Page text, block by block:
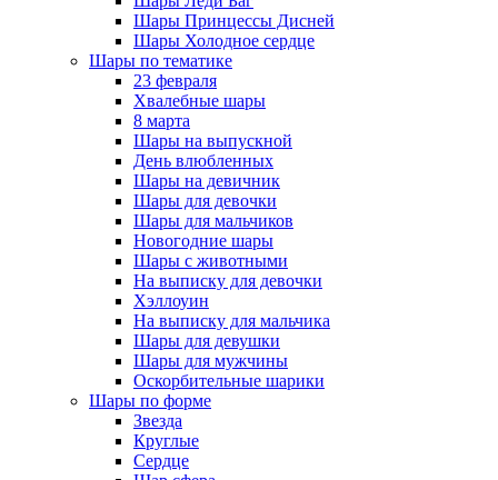
Шары Принцессы Дисней
Шары Холодное сердце
Шары по тематике
23 февраля
Хвалебные шары
8 марта
Шары на выпускной
День влюбленных
Шары на девичник
Шары для девочки
Шары для мальчиков
Новогодние шары
Шары с животными
На выписку для девочки
Хэллоуин
На выписку для мальчика
Шары для девушки
Шары для мужчины
Оскорбительные шарики
Шары по форме
Звезда
Круглые
Сердце